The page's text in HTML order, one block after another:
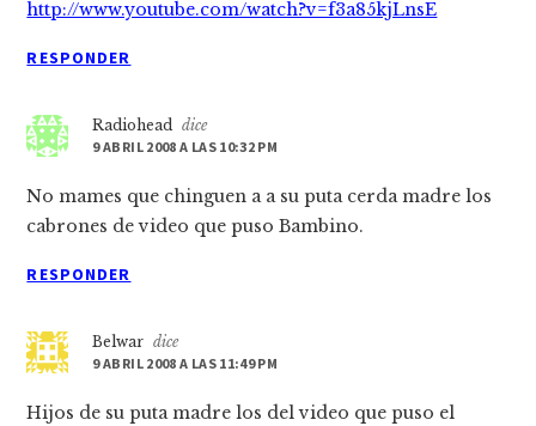
http://www.youtube.com/watch?v=f3a85kjLnsE
RESPONDER
Radiohead dice
9 ABRIL 2008 A LAS 10:32 PM
No mames que chinguen a a su puta cerda madre los
cabrones de video que puso Bambino.
RESPONDER
Belwar dice
9 ABRIL 2008 A LAS 11:49 PM
Hijos de su puta madre los del video que puso el